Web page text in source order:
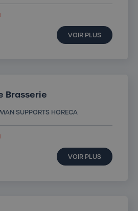
VOIR PLUS
Brasserie
SUPPORTS HORECA
VOIR PLUS